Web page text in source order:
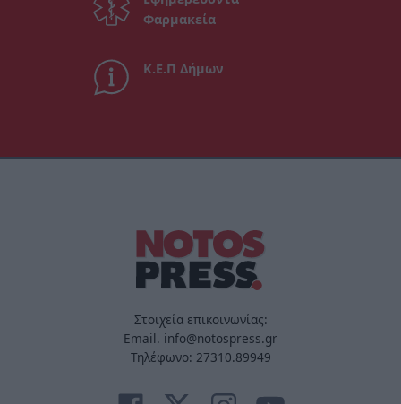
Φαρμακεία
Κ.Ε.Π Δήμων
Στοιχεία επικοινωνίας:
Email. info@notospress.gr
Τηλέφωνο: 27310.89949